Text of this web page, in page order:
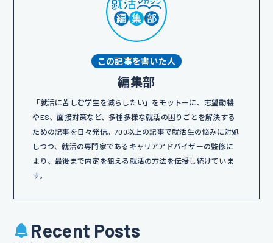
この記事を書いた人
編集部
「就活に苦しむ学生を減らしたい」をモットーに、志望動機
やES、面接対策など、多種多様な就活の困りごとを解決する
ための記事を日々発信。700以上の記事で就活生の悩みに対処
しつつ、就活の専門家であるキャリアアドバイザーの監修に
より、最後まで内定を狙える就活の方法を伝授し続けていま
す。
Recent Posts